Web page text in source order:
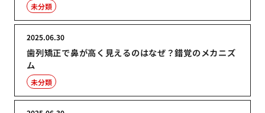
未分類
歯列矯正で鼻が高く見えるのはなぜ？錯覚のメカニズ
ム
2025.06.30
未分類